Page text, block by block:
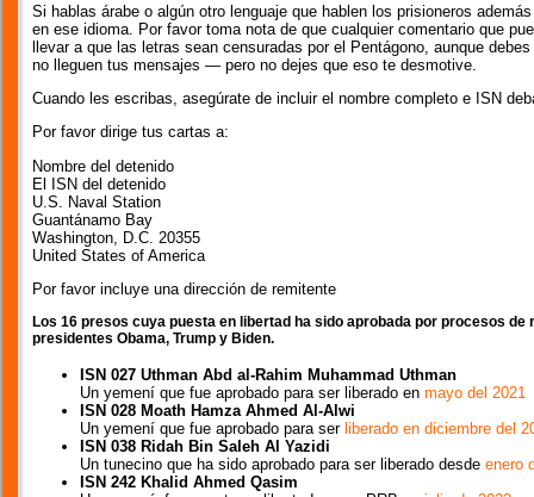
Si hablas árabe o algún otro lenguaje que hablen los prisioneros
en ese idioma. Por favor toma nota de que cualquier comentario que
llevar a que las letras sean censuradas por el Pentágono, aunque
no lleguen tus mensajes — pero no dejes que eso te desmotive.
Cuando les escribas, asegúrate de incluir el nombre completo e ISN
Por favor dirige tus cartas a:
Nombre del detenido
El ISN del detenido
U.S. Naval Station
Guantánamo Bay
Washington, D.C. 20355
United States of America
Por favor incluye una dirección de remitente
Los 16 presos cuya puesta en libertad ha sido aprobada por procesos
presidentes Obama, Trump y Biden.
ISN 027 Uthman Abd al-Rahim Muhammad Uthman
Un yemení que fue aprobado para ser liberado en mayo del 2021
ISN 028 Moath Hamza Ahmed Al-Alwi
Un yemení que fue aprobado para ser liberado en diciembre del
ISN 038 Ridah Bin Saleh Al Yazidi
Un tunecino que ha sido aprobado para ser liberado desde enero
ISN 242 Khalid Ahmed Qasim